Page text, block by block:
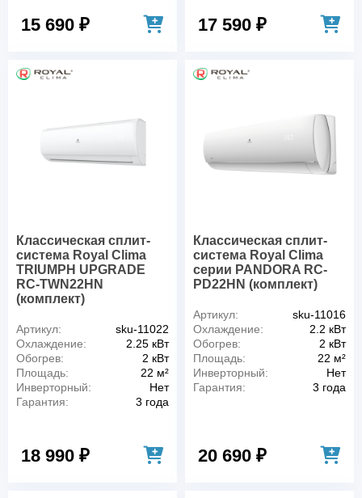
15 690 ₽ 17 590 ₽
Классическая сплит-
система Royal Clima
TRIUMPH UPGRADE
RC-TWN22HN
(комплект)
Артикул:
sku-11022
Охлаждение:
2.25 кВт
Обогрев:
2 кВт
Площадь:
22 м²
Инверторный:
Нет
Гарантия:
3 года
18 990 ₽
Классическая сплит-
система Royal Clima
серии PANDORA RC-
PD22HN (комплект)
Артикул:
sku-11016
Охлаждение:
2.2 кВт
Обогрев:
2 кВт
Площадь:
22 м²
Инверторный:
Нет
Гарантия:
3 года
20 690 ₽